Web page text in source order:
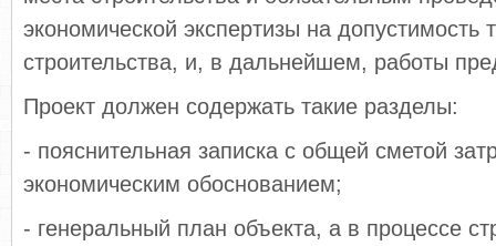
экономической экспертизы на допустимость
строительства, и, в дальнейшем, работы
Проект должен содержать такие разделы:
- пояснительная записка с общей сметой
экономическим обоснованием;
- генеральный план объекта, а в процессе